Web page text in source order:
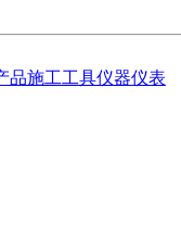
品施工工具仪器仪表